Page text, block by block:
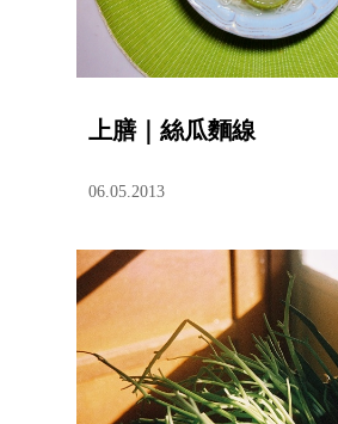
上膳｜絲瓜麵線
06.05.2013